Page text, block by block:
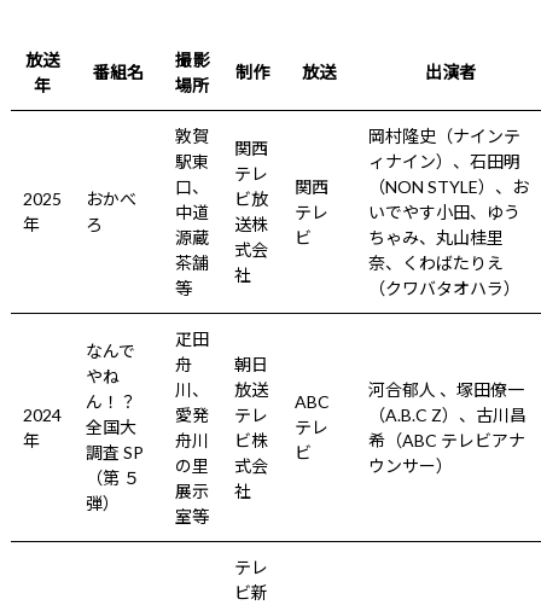
放送
年
番組名
撮影
場所
制作 放送 出演者
2025
年
おかべ
ろ
敦賀
駅東
口、
中道
源蔵
茶舗
等
関西
テレ
ビ放
送株
式会
社
関西
テレ
ビ
岡村隆史（ナインテ
ィナイン）、石田明
（NON STYLE）、お
いでやす小田、ゆう
ちゃみ、丸山桂里
奈、くわばたりえ
（クワバタオハラ）
2024
年
なんで
やね
ん！？
全国大
調査 SP
（第 ５
弾）
疋田
舟
川、
愛発
舟川
の里
展示
室等
朝日
放送
テレ
ビ株
式会
社
ABC
テレ
ビ
河合郁人 、塚田僚一
（A.B.C Z）、古川昌
希（ABC テレビアナ
ウンサー）
テレ
ビ新